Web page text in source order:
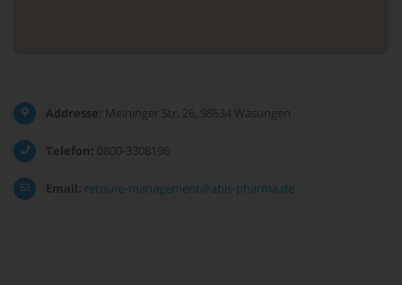
Addresse: Meininger Str. 26, 98634 Wasungen
Telefon: 0800-3308196
Email: retoure-management@abis-pharma.de